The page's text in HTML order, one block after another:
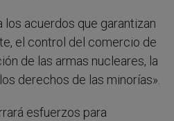
los acuerdos que garantizan
el control del comercio de
de las armas nucleares, la
derechos de las minorías».
esfuerzos para